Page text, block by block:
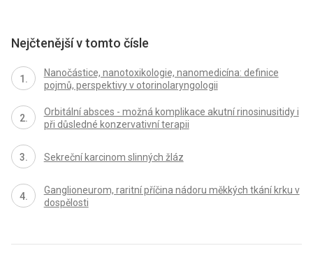
Nejčtenější v tomto čísle
Nanočástice, nanotoxikologie, nanomedicína: definice
pojmů, perspektivy v otorinolaryngologii
Orbitální absces - možná komplikace akutní rinosinusitidy i
při důsledné konzervativní terapii
Sekreční karcinom slinných žláz
Ganglioneurom, raritní příčina nádoru měkkých tkání krku v
dospělosti